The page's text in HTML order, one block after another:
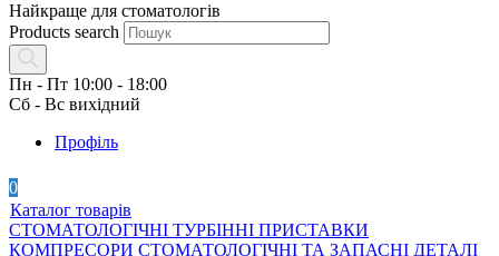
Найкраще для стоматологів
Products search
Пн - Пт 10:00 - 18:00
Сб - Вс вихідний
Профіль
0
Каталог товарів
СТОМАТОЛОГІЧНІ ТУРБІННІ ПРИСТАВКИ
КОМПРЕСОРИ СТОМАТОЛОГІЧНІ ТА ЗАПАСНІ ДЕТАЛІ